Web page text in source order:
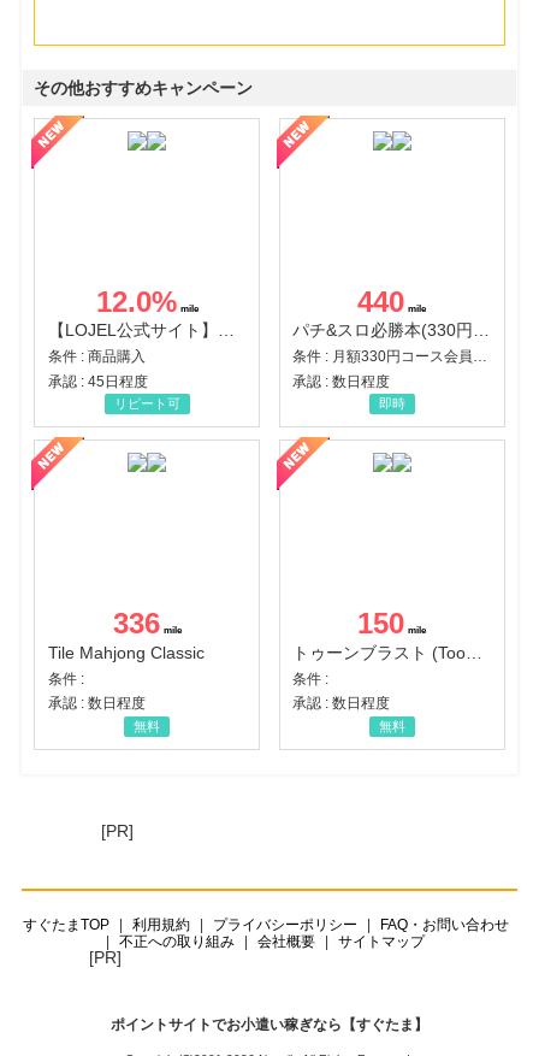
その他おすすめキャンペーン
12.0%
【LOJEL公式サイト】スーツケース・バッグ
条件 : 商品購入
承認 : 45日程度
リピート可
440
パチ&スロ必勝本(330円コース)
条件 : 月額330円コース会員登録完了
承認 : 数日程度
即時
336
Tile Mahjong Classic
条件 :
承認 : 数日程度
無料
150
条件 :
承認 : 数日程度
無料
[PR]
すぐたまTOP 利用規約 プライバシーポリシー
FAQ・お問い合わせ
不正への取り組み
会社概要 サイトマップ
[PR]
ポイントサイトでお小遣い稼ぎなら【すぐたま】